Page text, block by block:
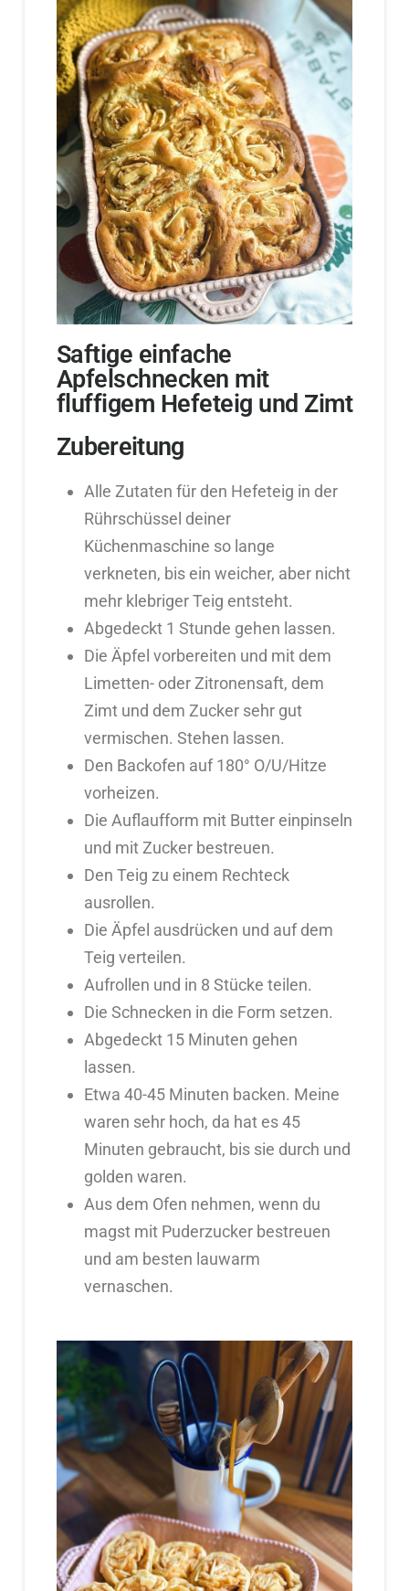
Saftige einfache
Apfelschnecken mit
fluffigem Hefeteig und Zimt
Zubereitung
Alle Zutaten für den Hefeteig in der
Rührschüssel deiner
Küchenmaschine so lange
verkneten, bis ein weicher, aber nicht
mehr klebriger Teig entsteht.
Abgedeckt 1 Stunde gehen lassen.
Die Äpfel vorbereiten und mit dem
Limetten- oder Zitronensaft, dem
Zimt und dem Zucker sehr gut
vermischen. Stehen lassen.
Den Backofen auf 180° O/U/Hitze
vorheizen.
Die Auflaufform mit Butter einpinseln
und mit Zucker bestreuen.
Den Teig zu einem Rechteck
ausrollen.
Die Äpfel ausdrücken und auf dem
Teig verteilen.
Aufrollen und in 8 Stücke teilen.
Die Schnecken in die Form setzen.
Abgedeckt 15 Minuten gehen
lassen.
Etwa 40-45 Minuten backen. Meine
waren sehr hoch, da hat es 45
Minuten gebraucht, bis sie durch und
golden waren.
Aus dem Ofen nehmen, wenn du
magst mit Puderzucker bestreuen
und am besten lauwarm
vernaschen.